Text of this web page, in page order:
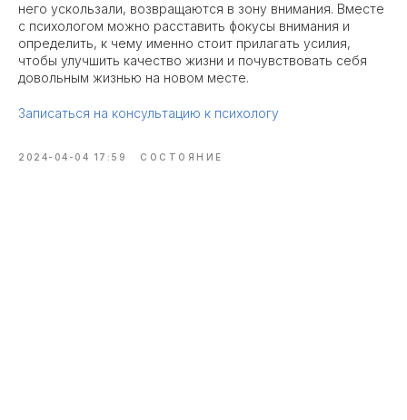
него ускользали, возвращаются в зону внимания. Вместе
с психологом можно расставить фокусы внимания и
определить, к чему именно стоит прилагать усилия,
чтобы улучшить качество жизни и почувствовать себя
довольным жизнью на новом месте.
Записаться на консультацию к психологу
2024-04-04 17:59 СОСТОЯНИЕ